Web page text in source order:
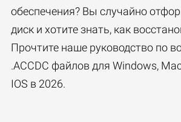
обеспечения? Вы случайно
диск и хотите знать, как
Прочтите наше руководство по
.ACCDC файлов для Windows,
IOS в 2026.